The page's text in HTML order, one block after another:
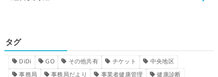
タグ
DiDi GO その他共有 チケット
中央地区